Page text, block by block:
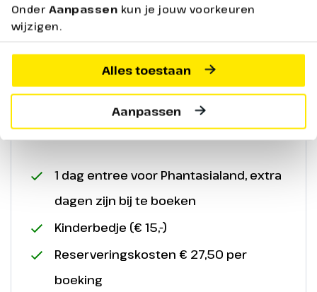
Onder Aanpassen kun je jouw voorkeuren
wijzigen.
Alles toestaan
Aanpassen
Faciliteiten
Faciliteiten voor deze reis
Inclusief/Exclusief
1 dag entree voor Phantasialand, extra
dagen zijn bij te boeken
Kinderbedje (€ 15,-)
Reserveringskosten € 27,50 per
boeking